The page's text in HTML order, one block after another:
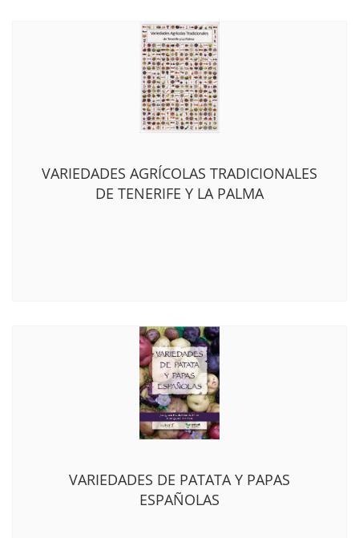
VARIEDADES AGRÍCOLAS TRADICIONALES
DE TENERIFE Y LA PALMA
VARIEDADES DE PATATA Y PAPAS
ESPAÑOLAS